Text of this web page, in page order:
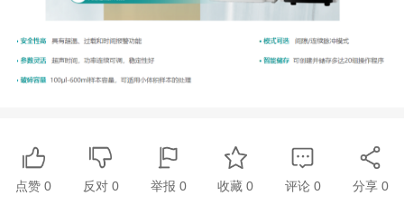
点赞0 反对 0 举报 0 收藏 0 评论 0 分享 0